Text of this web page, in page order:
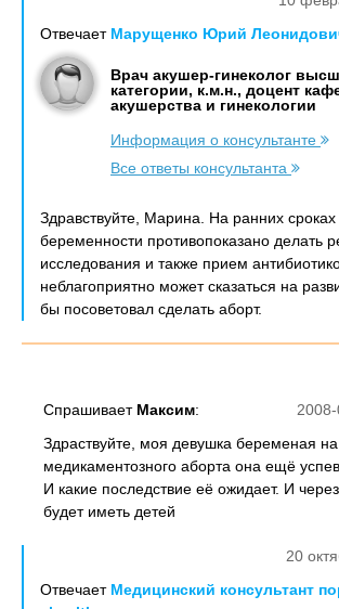
Отвечает Марущенко Юрий
Врач акушер-гинеколог
категории, к.м.н., доцент
акушерства и гинекологии
Информация о консультанте
Все ответы консультанта
Здравствуйте, Марина. На ранних сроках
беременности противопоказано делать
исследования и также прием
неблагоприятно может сказаться на
бы посоветовал сделать аборт.
Спрашивает Максим:
Здраствуйте, моя девушка беременая
медикаментозного аборта она ещё
И какие последствие её ожидает. И
будет иметь детей
20
Отвечает Медицинский консультант